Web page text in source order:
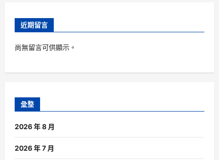
近期留言
尚無留言可供顯示。
彙整
2026 年 8 月
2026 年 7 月